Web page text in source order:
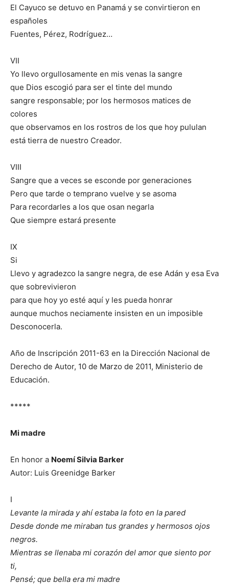
El Cayuco se detuvo en Panamá y se convirtieron en
españoles
Fuentes, Pérez, Rodríguez…
VII
Yo llevo orgullosamente en mis venas la sangre
que Dios escogió para ser el tinte del mundo
sangre responsable; por los hermosos matices de
colores
que observamos en los rostros de los que hoy pululan
está tierra de nuestro Creador.
VIII
Sangre que a veces se esconde por generaciones
Pero que tarde o temprano vuelve y se asoma
Para recordarles a los que osan negarla
Que siempre estará presente
IX
Si
Llevo y agradezco la sangre negra, de ese Adán y esa Eva
que sobrevivieron
para que hoy yo esté aquí y les pueda honrar
aunque muchos neciamente insisten en un imposible
Desconocerla.
Año de Inscripción 2011-63 en la Dirección Nacional de
Derecho de Autor, 10 de Marzo de 2011, Ministerio de
Educación.
*****
Mi madre
En honor a Noemí Silvia Barker
Autor: Luis Greenidge Barker
I
Levante la mirada y ahí estaba la foto en la pared
Desde donde me miraban tus grandes y hermosos ojos
negros.
Mientras se llenaba mi corazón del amor que siento por
ti,
Pensé; que bella era mi madre